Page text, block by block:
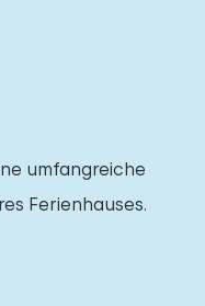
umfangreiche
Ferienhauses.